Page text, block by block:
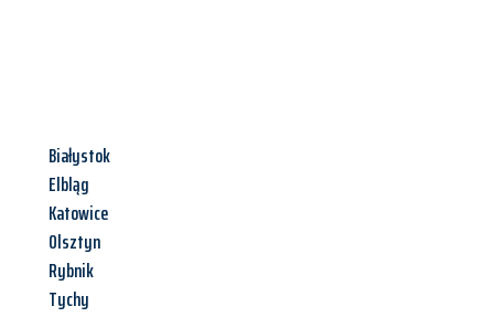
Białystok
Elbląg
Katowice
Olsztyn
Rybnik
Tychy